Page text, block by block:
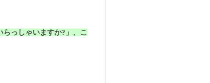
らっしゃいますか?」、こ